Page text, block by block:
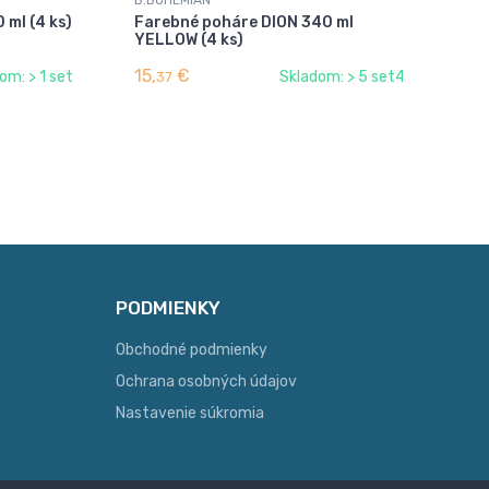
ml (4 ks)
> 1 set
Farebné poháre DION 340 ml
YELLOW (4 ks)
15,37 € Skladom: > 5 set4
PODMIENKY
Obchodné podmienky
Ochrana osobných údajov
Nastavenie súkromia